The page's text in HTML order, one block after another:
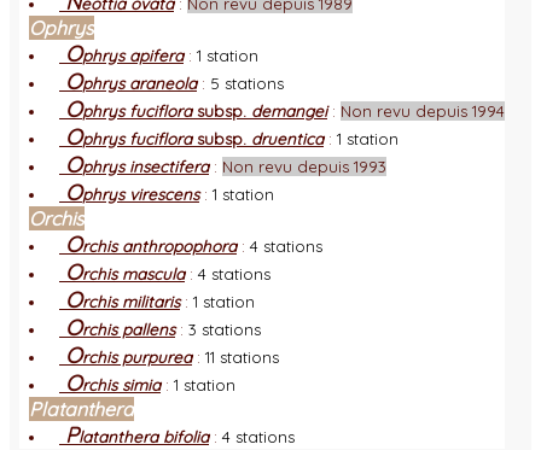
Ophrys
Ophrys apifera: 1 station
Ophrys araneola: 5 stations
Ophrys fuciflorasubsp. demangei: Non revu depuis 1994
Ophrys fuciflorasubsp. druentica: 1 station
Ophrys insectifera: Non revu depuis 1993
Ophrys virescens: 1 station
Orchis
Orchis anthropophora: 4 stations
Orchis mascula: 4 stations
Orchis militaris: 1 station
Orchis pallens: 3 stations
Orchis purpurea: 11 stations
Orchis simia: 1 station
Platanthera
Platanthera bifolia: 4 stations